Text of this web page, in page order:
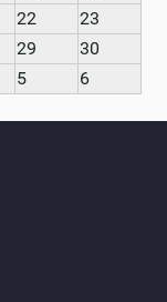
22
23
29
30
5 6